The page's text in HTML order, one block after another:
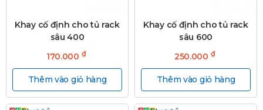
Khay cố định cho tủ rack
sâu 400
170.000 ₫
Thêm vào giỏ hàng
Khay cố định cho tủ rack
sâu 600
250.000 ₫
Thêm vào giỏ hàng